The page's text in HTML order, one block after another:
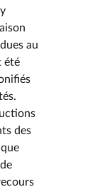
au
été
des